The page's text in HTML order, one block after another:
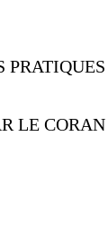
LE CORAN